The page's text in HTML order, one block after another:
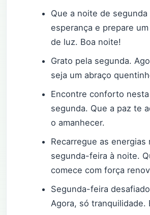
Que a noite de segunda
esperança e prepare
de luz. Boa noite!
Grato pela segunda.
seja um abraço
Encontre conforto
segunda. Que a paz te
o amanhecer.
Recarregue as energias
segunda-feira à noite.
comece com força
Segunda-feira
Agora, só tranquilidade.